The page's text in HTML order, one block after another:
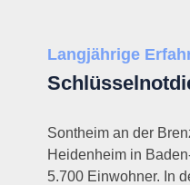
Langjährige
Sontheim an der
Heidenheim in
5.700 Einwohner. In